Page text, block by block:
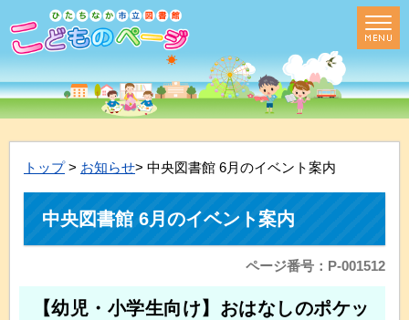
トップ> お知らせ> 中央図書館 6月のイベント案内
中央図書館 6月のイベント案内
ページ番号：P-001512
【幼児・小学生向け】おはなしのポケッ